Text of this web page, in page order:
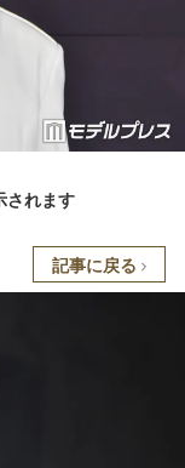
されます
記事に戻る